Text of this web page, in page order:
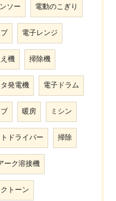
ソー 電動のこぎり
電子レンジ
機 掃除機
発電機 電子ドラム
暖房 ミシン
ドライバー 掃除
ーク溶接機
トーン